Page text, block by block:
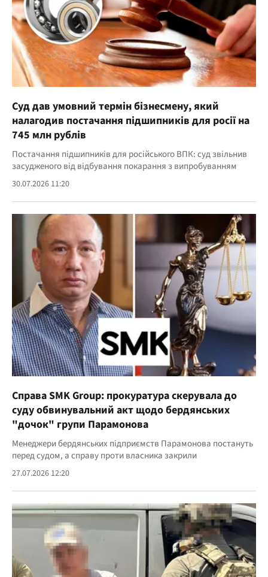
Суд дав умовний термін бізнесмену, який
налагодив постачання підшипників для росії на
745 млн рублів
Постачання підшипників для російського ВПК: суд звільнив
засудженого від відбування покарання з випробуванням
30.07.2026 11:20
Справа SMK Group: прокуратура скерувала до
суду обвинувальний акт щодо бердянських
"дочок" групи Парамонова
Менеджери бердянських підприємств Парамонова постануть
перед судом, а справу проти власника закрили
27.07.2026 12:20